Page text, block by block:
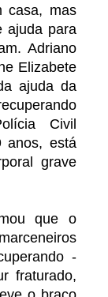
casa, mas
ajuda para
Adriano
Elizabete
ajuda da
Civil
anos, está
grave
que o
-
fraturado,